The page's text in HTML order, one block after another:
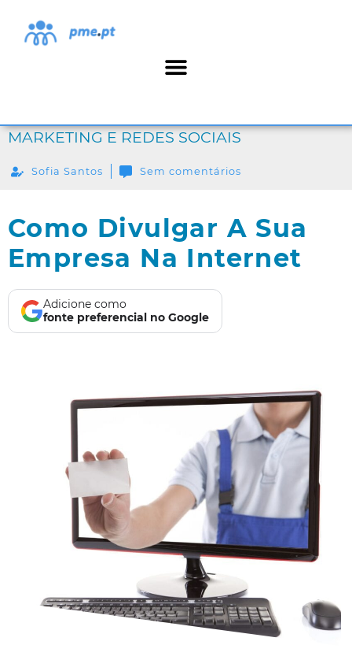
MARKETING E REDES SOCIAIS
Sofia Santos Sem comentários
Como Divulgar A Sua
Empresa Na Internet
Adicione como
fonte preferencial no Google